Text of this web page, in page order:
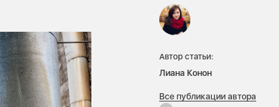
Автор статьи:
Лиана Конон
Все публикации автора